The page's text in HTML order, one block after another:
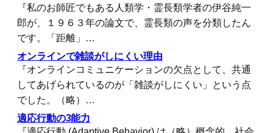
『私のお師匠でもある人類学・霊長類学者の伊谷純一
郎が、１９６３年の論文で、霊長類の声を分類したん
です。「距離」…
オンラインで雑談がしにくい理由
『オンラインコミュニケーションの欠点として、共通
してあげられているのが「雑談がしにくい」という点
でした。（略）…
適応行動の3能力